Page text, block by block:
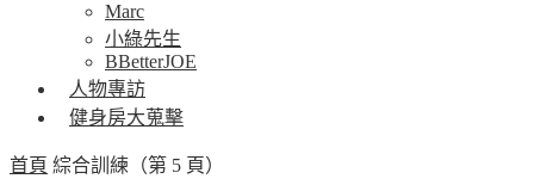
Marc
小綠先生
BBetterJOE
人物專訪
健身房大蒐擊
首頁 綜合訓練 （第 5 頁）